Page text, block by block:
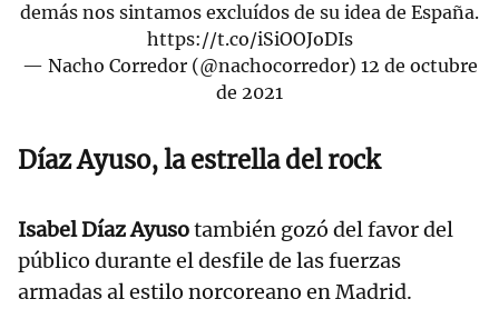
demás nos sintamos excluídos de su idea de España.
https://t.co/iSiOOJoDIs
— Nacho Corredor (@nachocorredor) 12 de octubre
de 2021
Díaz Ayuso, la estrella del rock
Isabel Díaz Ayusotambién gozó del favor del
público durante el desfile de las fuerzas
armadas al estilo norcoreano en Madrid.